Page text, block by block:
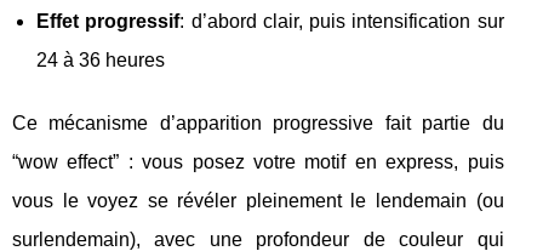
Effet progressif: d’abord clair, puis intensification sur
24 à 36 heures
Ce mécanisme d’apparition progressive fait partie du
“wow effect” : vous posez votre motif en express, puis
vous le voyez se révéler pleinement le lendemain (ou
surlendemain), avec une profondeur de couleur qui